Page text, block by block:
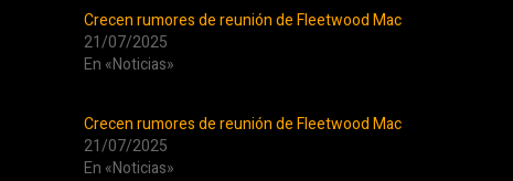
Crecen rumores de reunión de Fleetwood Mac
21/07/2025
En «Noticias»
Crecen rumores de reunión de Fleetwood Mac
21/07/2025
En «Noticias»